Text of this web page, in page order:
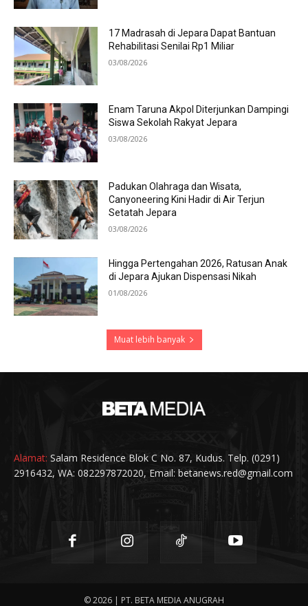
17 Madrasah di Jepara Dapat Bantuan
Rehabilitasi Senilai Rp1 Miliar
03/08/2026
Enam Taruna Akpol Diterjunkan Dampingi
Siswa Sekolah Rakyat Jepara
03/08/2026
Padukan Olahraga dan Wisata,
Canyoneering Kini Hadir di Air Terjun
Setatah Jepara
03/08/2026
Hingga Pertengahan 2026, Ratusan Anak
di Jepara Ajukan Dispensasi Nikah
01/08/2026
Muat lebih banyak
Alamat: Salam Residence Blok C No. 87, Kudus. Telp. (0291)
2916432, WA: 082297872020, Email: betanews.red@gmail.com
© 2026 | PT. BETA MEDIA ANUGRAH